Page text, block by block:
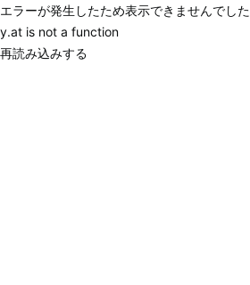
エラーが発生したため表示できませんでした
y.at is not a function
再読み込みする